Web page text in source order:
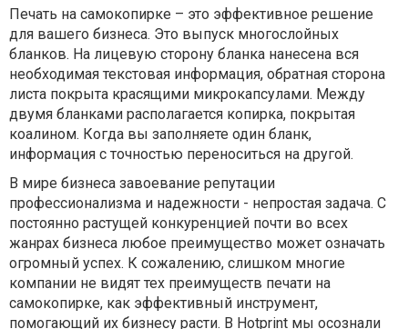
Печать на самокопирке – это эффективное решение
для вашего бизнеса. Это выпуск многослойных
бланков. На лицевую сторону бланка нанесена вся
необходимая текстовая информация, обратная сторона
листа покрыта красящими микрокапсулами. Между
двумя бланками располагается копирка, покрытая
коалином. Когда вы заполняете один бланк,
информация с точностью переноситься на другой.
В мире бизнеса завоевание репутации
профессионализма и надежности - непростая задача. С
постоянно растущей конкуренцией почти во всех
жанрах бизнеса любое преимущество может означать
огромный успех. К сожалению, слишком многие
компании не видят тех преимуществ печати на
самокопирке, как эффективный инструмент,
помогающий их бизнесу расти. В Hotprint мы осознали